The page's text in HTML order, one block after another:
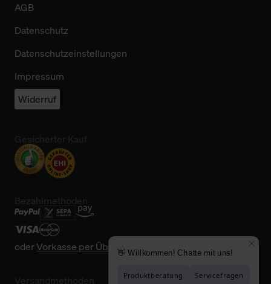
AGB
Datenschutz
Datenschutzeinstellungen
Impressum
Widerruf
oderVorkasse per Überweisung